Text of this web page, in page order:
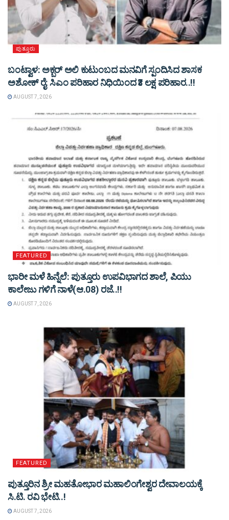
ಪುತ್ತೂರು
ಬಂಟ್ವಾಳ: ಅಕ್ಬರ್ ಅಲಿ ಕುಟುಂಬದ ಮನವಿಗೆ ಸ್ಪಂದಿಸಿದ ಶಾಸಕ
ಅಶೋಕ್ ರೈ: ಸಿಎಂ ಪರಿಹಾರ ನಿಧಿಯಿಂದ ₹3 ಲಕ್ಷ ಪರಿಹಾರ..!!
AUGUST 7, 2026
FEATURED
ಭಾರೀ ಮಳೆ ಹಿನ್ನೆಲೆ: ಪುತ್ತೂರು ಉಪವಿಭಾಗದ ಶಾಲೆ, ಪಿಯು
ಕಾಲೇಜು ಗಳಿಗೆ ನಾಳೆ(ಆ.08) ರಜೆ..!!
AUGUST 7, 2026
FEATURED
ಪುತ್ತೂರಿನ ಶ್ರೀ ಮಹತೋಭಾರ ಮಹಾಲಿಂಗೇಶ್ವರ ದೇವಾಲಯಕ್ಕೆ
ಸಿ.ಟಿ. ರವಿ ಭೇಟಿ..!
AUGUST 7, 2026